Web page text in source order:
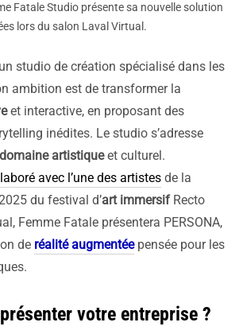
Fatale Studio présente sa nouvelle solution
lors du salon Laval Virtual.
studio de création spécialisé dans les
ambition est de transformer la
et interactive, en proposant des
inédites. Le studio s’adresse
domaine artistiqueet culturel.
avec l’une des artistes de la
du festival d’art immersifRecto
Femme Fatale présentera PERSONA,
de réalité augmentéepensée pour les
votre entreprise ?